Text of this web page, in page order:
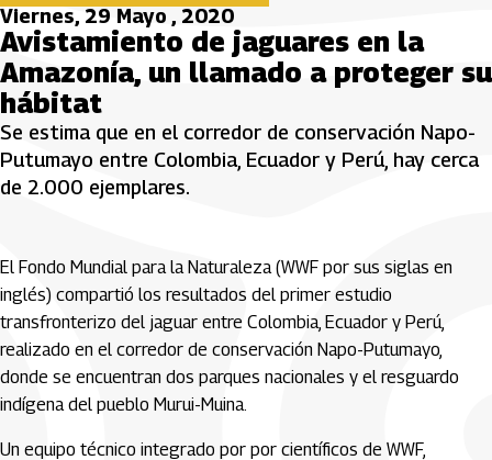
Viernes, 29 Mayo , 2020
Avistamiento de jaguares en la
Amazonía, un llamado a proteger su
hábitat
Se estima que en el corredor de conservación Napo-
Putumayo entre Colombia, Ecuador y Perú, hay cerca
de 2.000 ejemplares.
El Fondo Mundial para la Naturaleza (WWF por sus siglas en
inglés) compartió los resultados del primer estudio
transfronterizo del jaguar entre Colombia, Ecuador y Perú,
realizado en el corredor de conservación Napo-Putumayo,
donde se encuentran dos parques nacionales y el resguardo
indígena del pueblo Murui-Muina.
Un equipo técnico integrado por por científicos de WWF,